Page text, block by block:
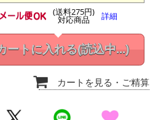
(送料275円)
対応商品 詳細
ートに入れる(読込中...)
カートを見る ・ご精算